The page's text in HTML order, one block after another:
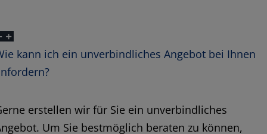
kann ich ein unverbindliches Angebot bei Ihnen
erstellen wir für Sie ein unverbindliches
Um Sie bestmöglich beraten zu können,